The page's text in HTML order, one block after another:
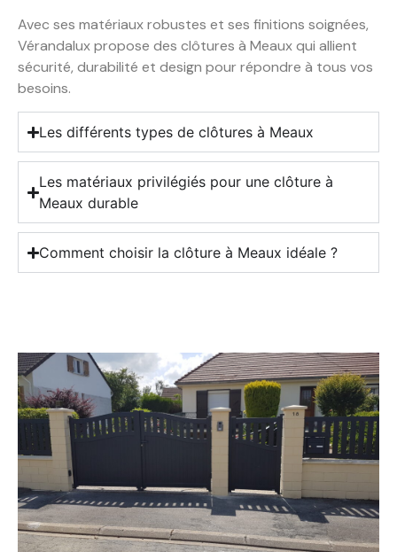
Avec ses matériaux robustes et ses finitions soignées,
Vérandalux propose des clôtures à Meaux qui allient
sécurité, durabilité et design pour répondre à tous vos
besoins.
Les différents types de clôtures à Meaux
Les matériaux privilégiés pour une clôture à
Meaux durable
Comment choisir la clôture à Meaux idéale ?